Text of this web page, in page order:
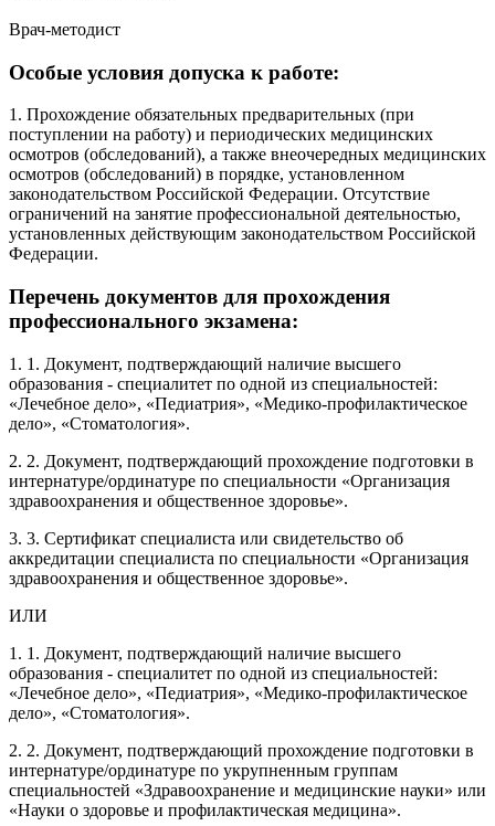
Врач-методист
Особые условия допуска к работе:
1. Прохождение обязательных предварительных (при
поступлении на работу) и периодических медицинских
осмотров (обследований), а также внеочередных медицинских
осмотров (обследований) в порядке, установленном
законодательством Российской Федерации. Отсутствие
ограничений на занятие профессиональной деятельностью,
установленных действующим законодательством Российской
Федерации.
Перечень документов для прохождения
профессионального экзамена:
1. 1. Документ, подтверждающий наличие высшего
образования - специалитет по одной из специальностей:
«Лечебное дело», «Педиатрия», «Медико-профилактическое
дело», «Стоматология».
2. 2. Документ, подтверждающий прохождение подготовки в
интернатуре/ординатуре по специальности «Организация
здравоохранения и общественное здоровье».
3. 3. Сертификат специалиста или свидетельство об
аккредитации специалиста по специальности «Организация
здравоохранения и общественное здоровье».
ИЛИ
1. 1. Документ, подтверждающий наличие высшего
образования - специалитет по одной из специальностей:
«Лечебное дело», «Педиатрия», «Медико-профилактическое
дело», «Стоматология».
2. 2. Документ, подтверждающий прохождение подготовки в
интернатуре/ординатуре по укрупненным группам
специальностей «Здравоохранение и медицинские науки» или
«Науки о здоровье и профилактическая медицина».